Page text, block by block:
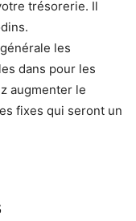
trésorerie. Il
les
dans pour les
augmenter le
fixes qui seront un